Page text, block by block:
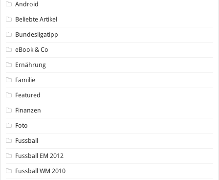
Android
Beliebte Artikel
Bundesligatipp
eBook & Co
Ernährung
Familie
Featured
Finanzen
Foto
Fussball
Fussball EM 2012
Fussball WM 2010